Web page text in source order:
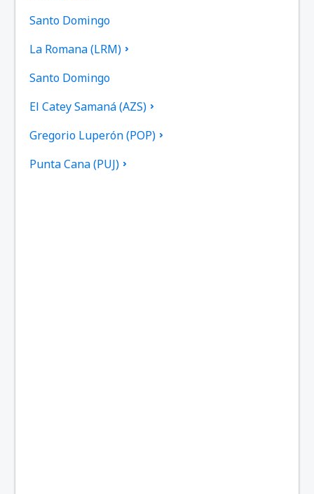
Santo Domingo
La Romana (LRM)
Santo Domingo
El Catey Samaná (AZS)
Gregorio Luperón (POP)
Punta Cana (PUJ)